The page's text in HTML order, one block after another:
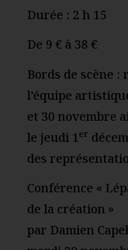
Durée : 2 h 15
De 9 € à 38 €
Bords de scène :
l’équipe
et 30 novembre
le jeudi 1er
des
Conférence «
de la création »
par Damien